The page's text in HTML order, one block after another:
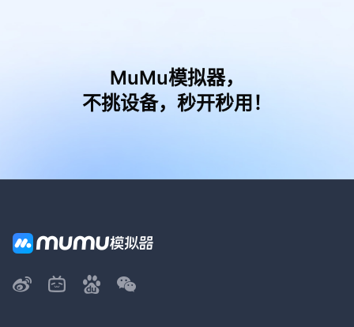
灵石*25、天书碎片*60 、绑定元宝*60万
LV2礼包
祈福令*10、书页*20、大黄丹*20
MuMu模拟器，
不挑设备，秒开秒用！